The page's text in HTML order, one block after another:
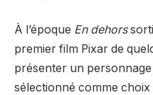
À l’époque En dehors
premier film Pixar de
présenter un
sélectionné comme